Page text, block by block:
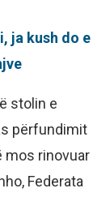
ja kush do e
stolin e
përfundimit
mos rinovuar
Federata